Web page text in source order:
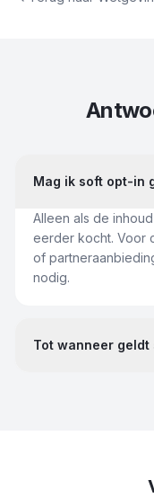
Mag ik soft opt-in
Alleen als de
eerder kocht. Voor
of
nodig.
Tot wanneer